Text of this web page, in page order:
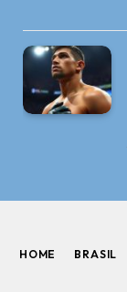
HOME BRASIL